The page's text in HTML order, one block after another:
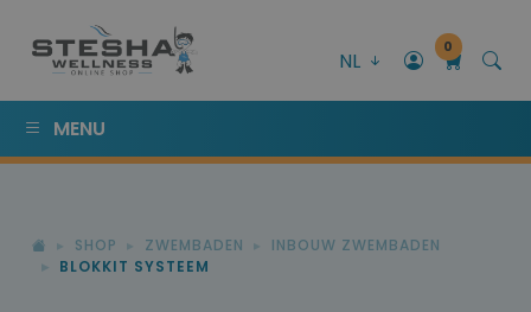
NL
0
MENU
SHOP ZWEMBADEN
INBOUW ZWEMBADEN
BLOKKIT SYSTEEM